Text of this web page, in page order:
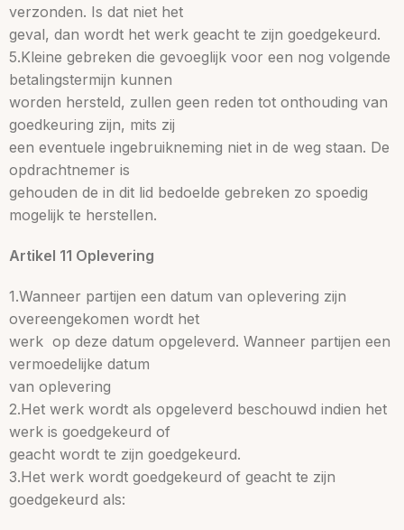
verzonden. Is dat niet het
geval, dan wordt het werk geacht te zijn goedgekeurd.
5.Kleine gebreken die gevoeglijk voor een nog volgende
betalingstermijn kunnen
worden hersteld, zullen geen reden tot onthouding van
goedkeuring zijn, mits zij
een eventuele ingebruikneming niet in de weg staan. De
opdrachtnemer is
gehouden de in dit lid bedoelde gebreken zo spoedig
mogelijk te herstellen.
Artikel 11 Oplevering
1.Wanneer partijen een datum van oplevering zijn
overeengekomen wordt het
werk op deze datum opgeleverd. Wanneer partijen een
vermoedelijke datum
van oplevering
2.Het werk wordt als opgeleverd beschouwd indien het
werk is goedgekeurd of
geacht wordt te zijn goedgekeurd.
3.Het werk wordt goedgekeurd of geacht te zijn
goedgekeurd als: